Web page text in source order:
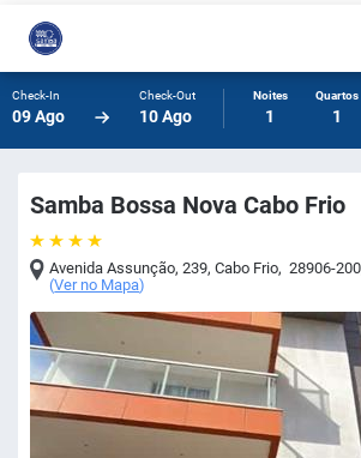
Check-In
09 Ago
Check-Out
10 Ago
Noites
1
Quartos
1
Samba Bossa Nova Cabo Frio
Avenida Assunção, 239,Cabo Frio, 28906-200
(Ver no Mapa)